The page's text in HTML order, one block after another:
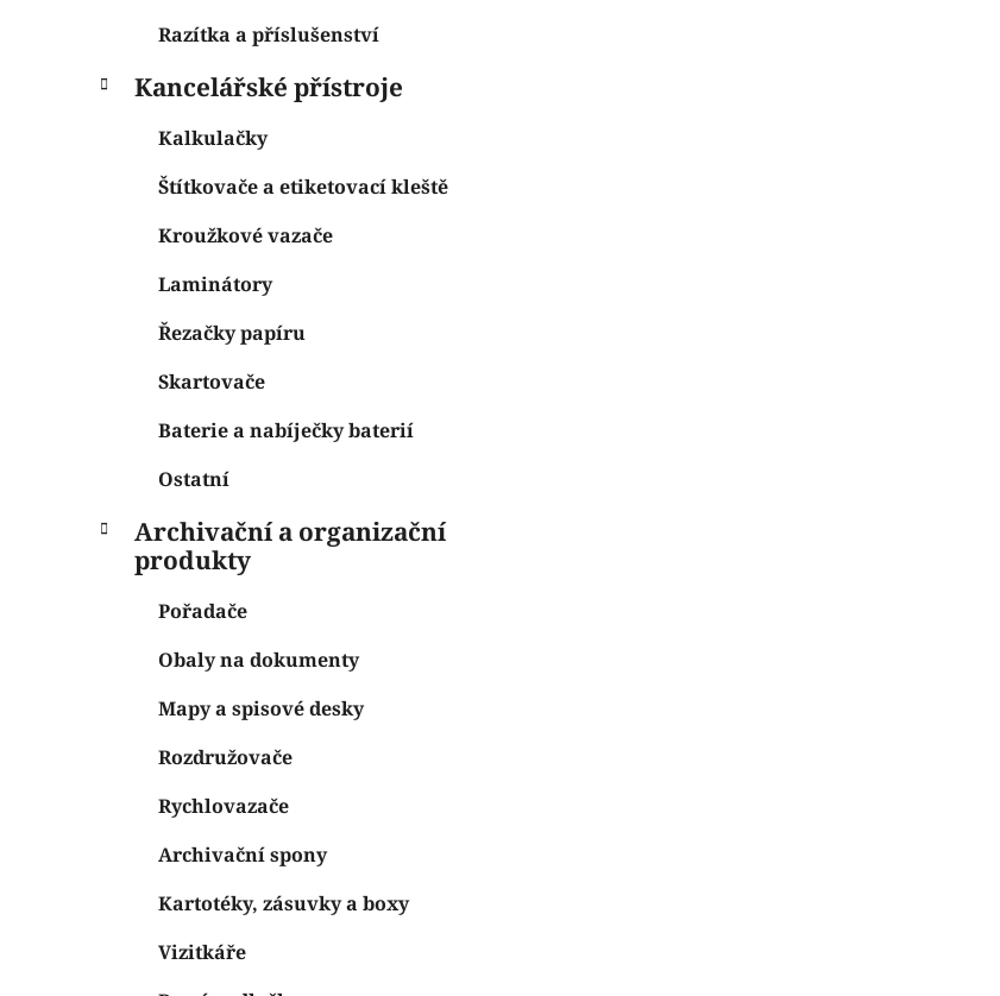
Razítka a příslušenství
Kancelářské přístroje
Kalkulačky
Štítkovače a etiketovací kleště
Kroužkové vazače
Laminátory
Řezačky papíru
Skartovače
Baterie a nabíječky baterií
Ostatní
Archivační a organizační
produkty
Pořadače
Obaly na dokumenty
Mapy a spisové desky
Rozdružovače
Rychlovazače
Archivační spony
Kartotéky, zásuvky a boxy
Vizitkáře